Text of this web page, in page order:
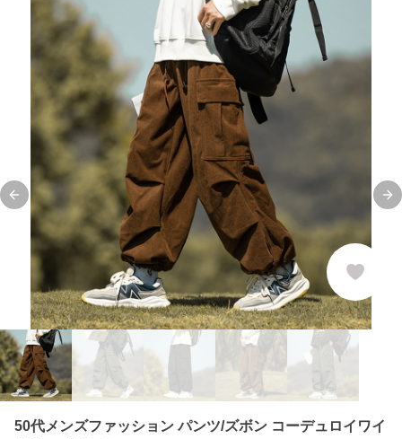
Previous slide
50代メンズファッション パンツ/ズボン コーデュロイワイ